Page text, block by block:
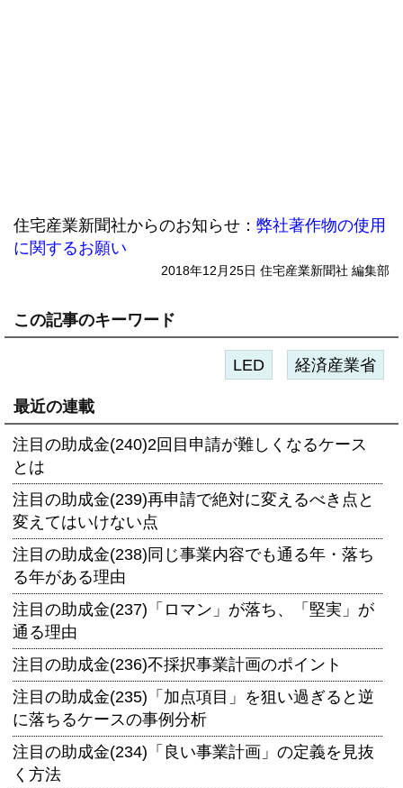
住宅産業新聞社からのお知らせ： 弊社著作物の使用
に関するお願い
2018年12月25日 住宅産業新聞社 編集部
この記事のキーワード
LED 経済産業省
最近の連載
注目の助成金(240)2回目申請が難しくなるケース
とは
注目の助成金(239)再申請で絶対に変えるべき点と
変えてはいけない点
注目の助成金(238)同じ事業内容でも通る年・落ち
る年がある理由
注目の助成金(237)「ロマン」が落ち、「堅実」が
通る理由
注目の助成金(236)不採択事業計画のポイント
注目の助成金(235)「加点項目」を狙い過ぎると逆
に落ちるケースの事例分析
注目の助成金(234)「良い事業計画」の定義を見抜
く方法